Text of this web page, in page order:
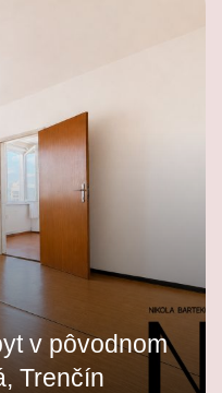
v pôvodnom
Trenčín